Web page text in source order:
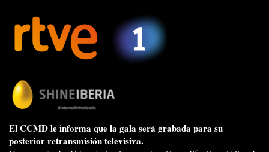
El CCMD le informa que la gala será grabada para su
posterior retransmisión televisiva.